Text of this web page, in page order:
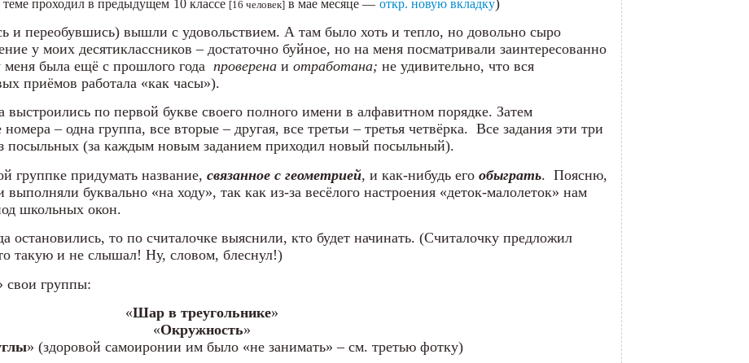
проходил в предыдущем 10 классе [16 человек]в мае месяце — откр. новую вкладку
и переобувшись) вышли с удовольствием. А там было хоть и тепло, но довольно сыро
у моих десятиклассников – достаточно буйное, но на меня посматривали заинтересованно
меня была ещё с прошлого года проверенаи отработана; не удивительно, что вся
приёмов работала «как часы»).
по первой букве своего полного имени в алфавитном порядке. Затем
– одна группа, все вторые – другая, все третьи – третья четвёрка. Все задания эти три
посыльных (за каждым новым заданием приходил новый посыльный).
группке придумать название, связанное с геометрией, и как-нибудь его обыграть. Поясню,
выполняли буквально «на ходу», так как из-за весёлого настроения «деток-малолеток» нам
школьных окон.
то по считалочке выяснили, кто будет начинать. (Считалочку предложил
такую и не слышал! Ну, словом, блеснул!)
свои группы:
«Шар в треугольнике»
«Окружность»
» (здоровой самоиронии им было «не занимать» – см. третью фотку)